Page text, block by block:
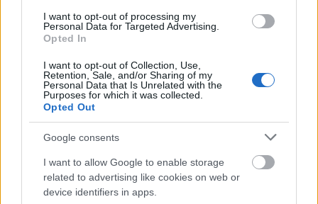
I want to opt-out of processing my
Personal Data for Targeted Advertising.
Opted In
I want to opt-out of Collection, Use,
Retention, Sale, and/or Sharing of my
Personal Data that Is Unrelated with the
Purposes for which it was collected.
Opted Out
Google consents
I want to allow Google to enable storage
related to advertising like cookies on web or
device identifiers in apps.
«Στη συζήτηση για την εξωτερική πολιτική της
χώρας μας, δεν πρέπει η χώρα να
ετεροπροσδιορίζεται σε σχέση με την Τουρκία. Η
χώρα μας έχει αποκτήσει διπλωματικό κεφάλαιο,
το οποίο της επιτρέπει έναν ευρύτερο ρόλο στην
περιοχή και αυτό αναγνωρίζεται», δήλωσε ο κ.
Κοντογεώργης.
Τέλος, για τα αποτελέσματα των δημοσκοπήσεων
ο κ. Κοντογεώργης ανέφερε το ισχυρό
προβάδισμα που διατηρεί η Νέα Δημοκρατία σε